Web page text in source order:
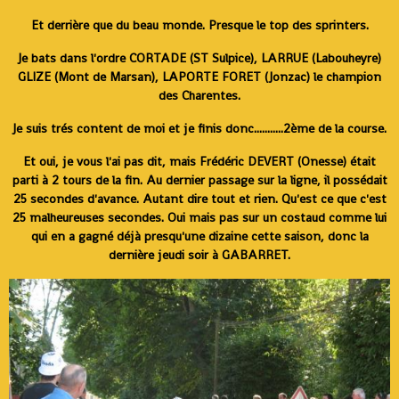
Et derrière que du beau monde. Presque le top des sprinters.
Je bats dans l'ordre CORTADE (ST Sulpice), LARRUE (Labouheyre)
GLIZE (Mont de Marsan), LAPORTE FORET (Jonzac) le champion
des Charentes.
Je suis trés content de moi et je finis donc...........2ème de la course.
Et oui, je vous l'ai pas dit, mais Frédéric DEVERT (Onesse) était
parti à 2 tours de la fin. Au dernier passage sur la ligne, il possédait
25 secondes d'avance. Autant dire tout et rien. Qu'est ce que c'est
25 malheureuses secondes. Oui mais pas sur un costaud comme lui
qui en a gagné déjà presqu'une dizaine cette saison, donc la
dernière jeudi soir à GABARRET.